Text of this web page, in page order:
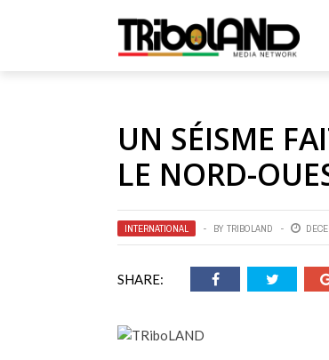
UN SÉISME
LE NORD-
INTERNATIONAL BY TRIBOLAND
SHARE: